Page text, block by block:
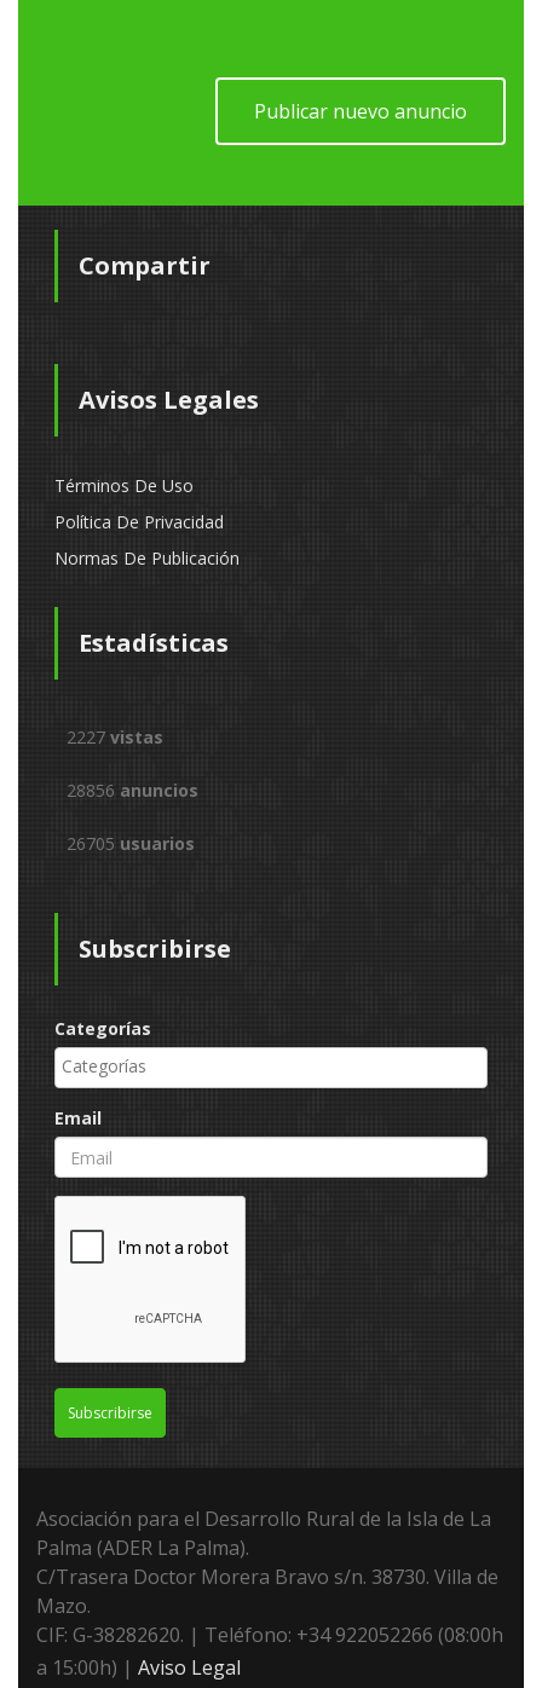
Publicar nuevo anuncio
Compartir
Avisos Legales
Términos De Uso
Política De Privacidad
Normas De Publicación
Estadísticas
2227 vistas
28856 anuncios
26705 usuarios
Subscribirse
Categorías
Email
Subscribirse
Asociación para el Desarrollo Rural de la Isla de La
Palma (ADER La Palma).
C/Trasera Doctor Morera Bravo s/n. 38730. Villa de
Mazo.
CIF: G-38282620. | Teléfono: +34 922052266 (08:00h
a 15:00h) | Aviso Legal